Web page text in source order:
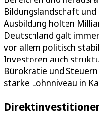
Bildungslandschaft
Ausbildung holten
Deutschland galt
vor allem politisch
Investoren auch
Bürokratie und
starke Lohnniveau in